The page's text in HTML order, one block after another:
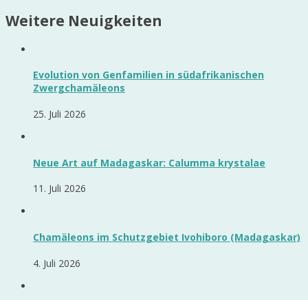
Weitere Neuigkeiten
Evolution von Genfamilien in südafrikanischen
Zwergchamäleons
25. Juli 2026
Neue Art auf Madagaskar: Calumma krystalae
11. Juli 2026
Chamäleons im Schutzgebiet Ivohiboro (Madagaskar)
4. Juli 2026